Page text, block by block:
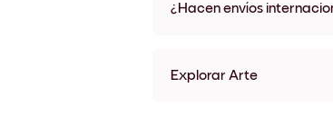
¿Hacen envíos
Explorar Arte